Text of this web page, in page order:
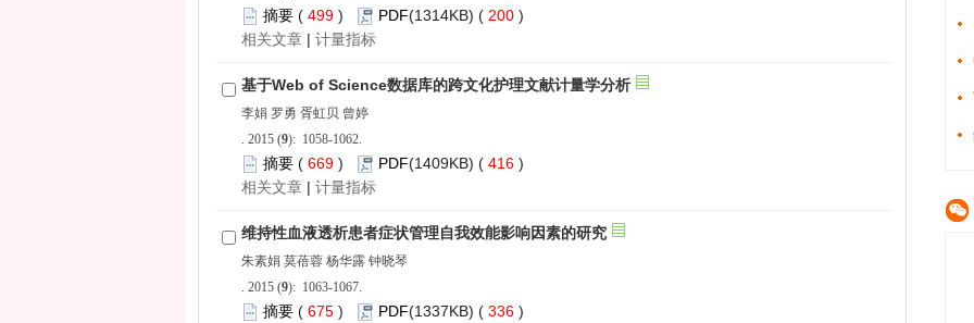
499 ) 200 )
|
): 1058-1062.
669 ) 416 )
|
): 1063-1067.
675 ) 336 )